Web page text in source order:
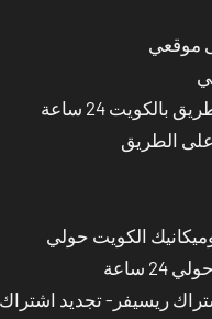
موقعي
24 ساعة
الطريق
الكويت حولي
ساعة